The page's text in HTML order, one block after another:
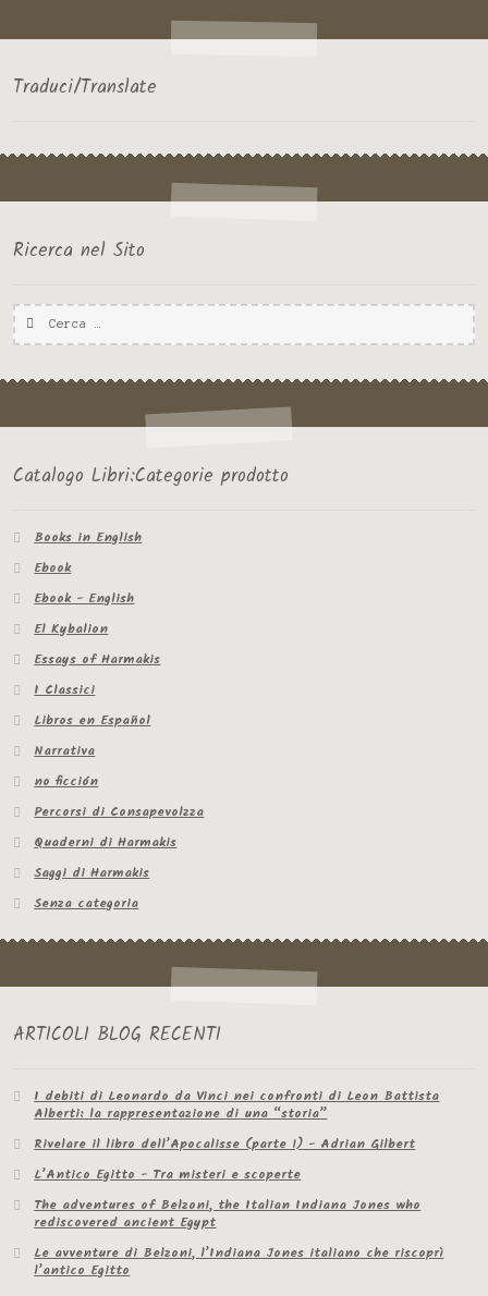
Traduci/Translate
Ricerca nel Sito
Ricerca
per:
Catalogo Libri:Categorie prodotto
Books in English
Ebook
Ebook - English
El Kybalion
Essays of Harmakis
I Classici
Libros en Español
Narrativa
no ficción
Percorsi di Consapevolzza
Quaderni di Harmakis
Saggi di Harmakis
Senza categoria
ARTICOLI BLOG RECENTI
I debiti di Leonardo da Vinci nei confronti di Leon Battista
Alberti: la rappresentazione di una “storia”
Rivelare il libro dell’Apocalisse (parte 1) - Adrian Gilbert
L’Antico Egitto - Tra misteri e scoperte
The adventures of Belzoni, the Italian Indiana Jones who
rediscovered ancient Egypt
Le avventure di Belzoni, l’Indiana Jones italiano che riscoprì
l’antico Egitto